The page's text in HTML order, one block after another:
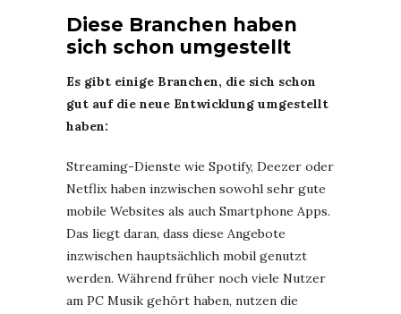
Diese Branchen haben
sich schon umgestellt
Es gibt einige Branchen, die sich schon
gut auf die neue Entwicklung umgestellt
haben:
Streaming-Dienste wie Spotify, Deezer oder
Netflix haben inzwischen sowohl sehr gute
mobile Websites als auch Smartphone Apps.
Das liegt daran, dass diese Angebote
inzwischen hauptsächlich mobil genutzt
werden. Während früher noch viele Nutzer
am PC Musik gehört haben, nutzen die